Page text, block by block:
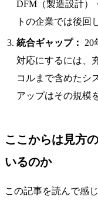
DFM（製造設計）
トの企業では後回
統合ギャップ：
20
対応にするには、
コルまで含めたシ
アップはその規模
ここからは見方
いるのか
この記事を読んで感